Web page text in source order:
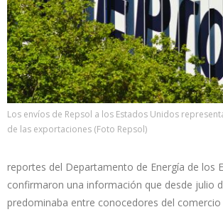
Los envíos de Repsol a los Estados Unidos
de las exportaciones (Foto Repsol)
reportes del Departamento de Energía de los
confirmaron una información que desde julio
predominaba entre conocedores del